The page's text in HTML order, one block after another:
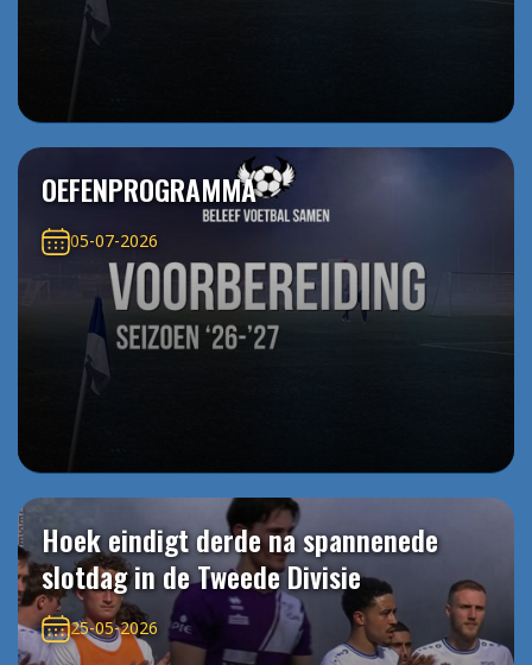
OEFENPROGRAMMA
05-07-2026
Hoek eindigt derde na spannenede
slotdag in de Tweede Divisie
25-05-2026